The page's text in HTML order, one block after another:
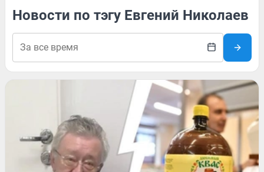
Новости по тэгу Евгений Николаев